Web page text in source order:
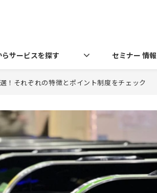
らサービスを探す セミナー 情報
！それぞれの特徴とポイント制度をチェック